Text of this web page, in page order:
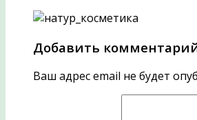
Добавить
Ваш адрес email не будет